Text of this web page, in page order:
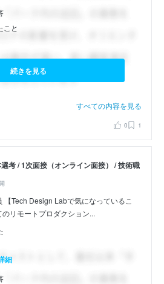
こと
続きを見る
すべての内容を見る
0 1
考 / 1次面接（オンライン面接） / 技術職
【Tech Design Labで気になっているこ
リモートプロダクション...
細